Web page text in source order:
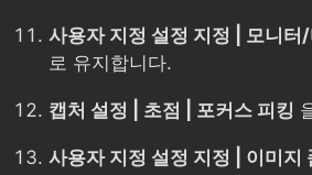
사용자 지정 설정 지정 | 모니터
로 유지합니다.
캡처 설정 | 초점 | 포커스 피킹
사용자 지정 설정 지정 | 이미지